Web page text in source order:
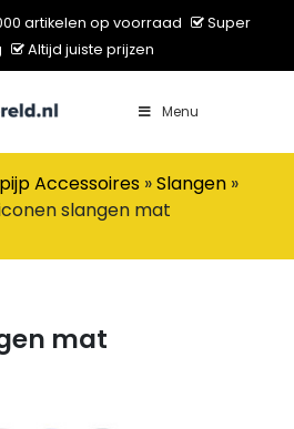
artikelen op voorraad
Super
Altijd juiste prijzen
Menu
Accessoires »Slangen »
slangen mat
mat